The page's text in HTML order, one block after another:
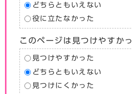
どちらともいえない
役に立たなかった
このページは見つけやすか
見つけやすかった
どちらともいえない
見つけにくかった